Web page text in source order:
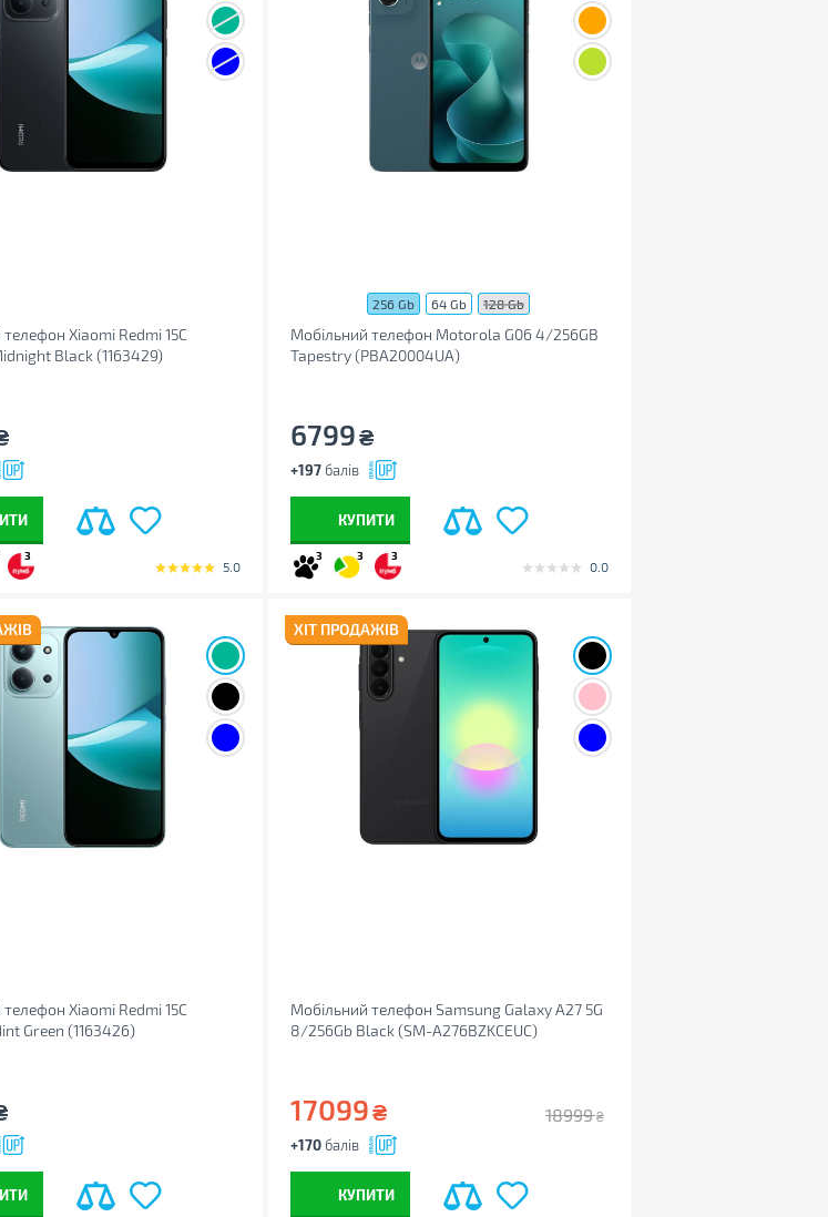
Xiaomi Redmi 15C
Black (1163429)
3
5.0
256 Gb 64 Gb 128 Gb
Мобільний телефон Motorola G06 4/256GB
Tapestry (PBA20004UA)
6799₴
+197 балів
КУПИТИ
3 3 3
0.0
Xiaomi Redmi 15C
Green (1163426)
ХІТ ПРОДАЖІВ
Мобільний телефон Samsung Galaxy A27 5G
8/256Gb Black (SM-A276BZKCEUC)
17099₴ 18999 ₴
+170 балів
КУПИТИ